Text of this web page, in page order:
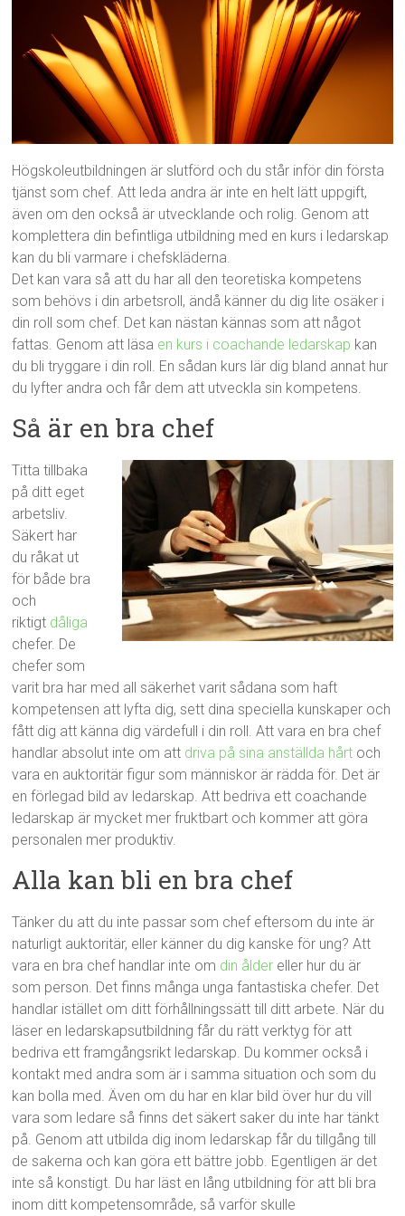
Högskoleutbildningen är slutförd och du står inför din första
tjänst som chef. Att leda andra är inte en helt lätt uppgift,
även om den också är utvecklande och rolig. Genom att
komplettera din befintliga utbildning med en kurs i ledarskap
kan du bli varmare i chefskläderna.
Det kan vara så att du har all den teoretiska kompetens
som behövs i din arbetsroll, ändå känner du dig lite osäker i
din roll som chef. Det kan nästan kännas som att något
fattas. Genom att läsa en kurs i coachande ledarskap kan
du bli tryggare i din roll. En sådan kurs lär dig bland annat hur
du lyfter andra och får dem att utveckla sin kompetens.
Så är en bra chef
Titta tillbaka
på ditt eget
arbetsliv.
Säkert har
du råkat ut
för både bra
och
riktigt dåliga
chefer. De
chefer som
varit bra har med all säkerhet varit sådana som haft
kompetensen att lyfta dig, sett dina speciella kunskaper och
fått dig att känna dig värdefull i din roll. Att vara en bra chef
handlar absolut inte om att driva på sina anställda hårt och
vara en auktoritär figur som människor är rädda för. Det är
en förlegad bild av ledarskap. Att bedriva ett coachande
ledarskap är mycket mer fruktbart och kommer att göra
personalen mer produktiv.
Alla kan bli en bra chef
Tänker du att du inte passar som chef eftersom du inte är
naturligt auktoritär, eller känner du dig kanske för ung? Att
vara en bra chef handlar inte om din ålder eller hur du är
som person. Det finns många unga fantastiska chefer. Det
handlar istället om ditt förhållningssätt till ditt arbete. När du
läser en ledarskapsutbildning får du rätt verktyg för att
bedriva ett framgångsrikt ledarskap. Du kommer också i
kontakt med andra som är i samma situation och som du
kan bolla med. Även om du har en klar bild över hur du vill
vara som ledare så finns det säkert saker du inte har tänkt
på. Genom att utbilda dig inom ledarskap får du tillgång till
de sakerna och kan göra ett bättre jobb. Egentligen är det
inte så konstigt. Du har läst en lång utbildning för att bli bra
inom ditt kompetensområde, så varför skulle